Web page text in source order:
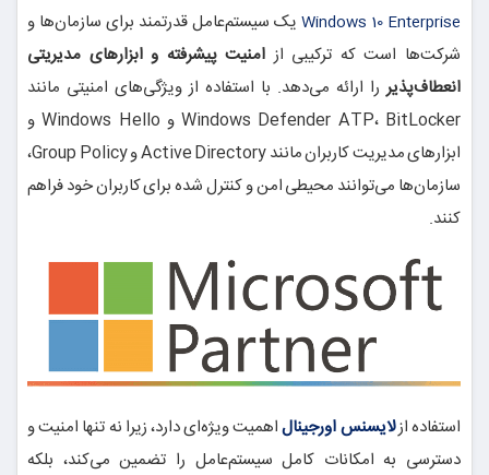
Windows 10 Enterprise یک سیستم‌عامل قدرتمند برای سازمان‌ها و
شرکت‌ها است که ترکیبی از امنیت پیشرفته و ابزارهای مدیریتی
انعطاف‌پذیررا ارائه می‌دهد. با استفاده از ویژگی‌های امنیتی مانند
Windows Defender ATP، BitLocker و Windows Hello و
ابزارهای مدیریت کاربران مانند Active Directory و Group Policy،
سازمان‌ها می‌توانند محیطی امن و کنترل شده برای کاربران خود فراهم
کنند.
استفاده ازلایسنس اورجینالاهمیت ویژه‌ای دارد، زیرا نه تنها امنیت و
دسترسی به امکانات کامل سیستم‌عامل را تضمین می‌کند، بلکه